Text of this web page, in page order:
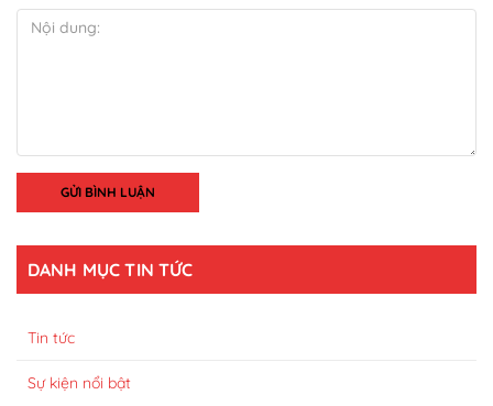
GỬI BÌNH LUẬN
DANH MỤC TIN TỨC
Tin tức
Sự kiện nổi bật